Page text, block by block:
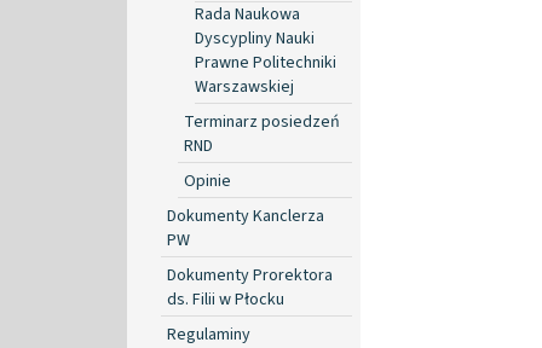
Rada Naukowa
Dyscypliny Nauki
Prawne Politechniki
Warszawskiej
Terminarz posiedzeń
RND
Opinie
Dokumenty Kanclerza
PW
Dokumenty Prorektora
ds. Filii w Płocku
Regulaminy